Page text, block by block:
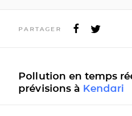
PARTAGER
Pollution en temps
prévisions à Kendari